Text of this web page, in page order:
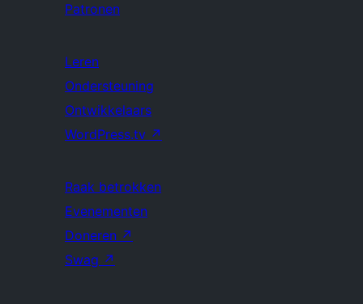
Patronen
Leren
Ondersteuning
Ontwikkelaars
WordPress.tv ↗
Raak betrokken
Evenementen
Doneren ↗
Swag ↗